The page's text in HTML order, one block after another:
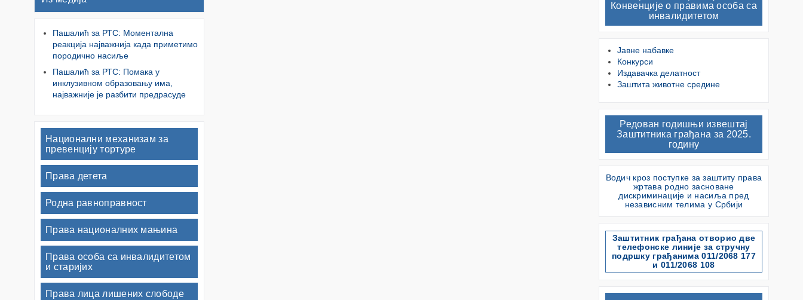
Пашалић за РТС: Моментална
реакција најважнија када приметимо
породично насиље
Пашалић за РТС: Помака у
инклузивном образовању има,
најважније је разбити предрасуде
Национални механизам за
превенцију тортуре
Права детета
Родна равноправност
Права националних мањина
Права особа са инвалидитетом
и старијих
Права лица лишених слободе
Конвенције о правима особа са
инвалидитетом
Јавне набавке
Конкурси
Издавачка делатност
Заштита животне средине
Редован годишњи извештај
Заштитника грађана за 2025.
годину
Водич кроз поступке за заштиту права
жртава родно засноване
дискриминације и насиља пред
независним телима у Србији
Заштитник грађана отворио две
телефонске линије за стручну
подршку грађанима 011/2068 177
и 011/2068 108